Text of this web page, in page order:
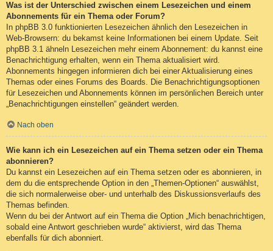
Was ist der Unterschied zwischen einem Lesezeichen und einem
Abonnements für ein Thema oder Forum?
In phpBB 3.0 funktionierten Lesezeichen ähnlich den Lesezeichen in
Web-Browsern: du bekamst keine Informationen bei einem Update. Seit
phpBB 3.1 ähneln Lesezeichen mehr einem Abonnement: du kannst eine
Benachrichtigung erhalten, wenn ein Thema aktualisiert wird.
Abonnements hingegen informieren dich bei einer Aktualisierung eines
Themas oder eines Forums des Boards. Die Benachrichtigungsoptionen
für Lesezeichen und Abonnements können im persönlichen Bereich unter
„Benachrichtigungen einstellen“ geändert werden.
Nach oben
Wie kann ich ein Lesezeichen auf ein Thema setzen oder ein Thema
abonnieren?
Du kannst ein Lesezeichen auf ein Thema setzen oder es abonnieren, in
dem du die entsprechende Option in den „Themen-Optionen“ auswählst,
die sich normalerweise ober- und unterhalb des Diskussionsverlaufs des
Themas befinden.
Wenn du bei der Antwort auf ein Thema die Option „Mich benachrichtigen,
sobald eine Antwort geschrieben wurde“ aktivierst, wird das Thema
ebenfalls für dich abonniert.